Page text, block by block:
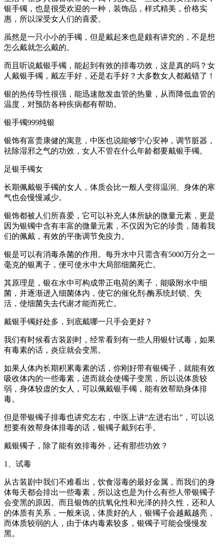
银手镯，也是很受欢迎的一种，装饰品，样式精美，价格实
惠，所以深受女人们的喜爱。
虽然是一只小小的手镯，但是戴起来也是颇有讲究的，不是想
怎么戴就怎么戴的。
而且听说戴银手镯，能起到有效的排毒功效，这是真的吗？女
人戴银手镯，戴左手好，还是右手好？大多数女人都戴错了！
银的热传导性很强，能迅速散发血管的热量，从而降低血管的
温度，对预防各种疾病都有帮助。
银手镯999纯银
银饰有富贵康健的寓意，中医也说能够宁心安神，调节脏器，
祛除湿邪之气的功效，女人不管在什么年龄都要戴银手镯。
足银手镯女
长期佩戴银手镯的女人，体质会比一般人变得温润、身体的寒
气也会慢慢减少。
银饰都被人们所喜爱，它可以补充人体所缺的微量元素，更是
因为银镯中含有丰富的微量元素，不仅因为它的珍贵，随着我
们的佩戴，有效的平衡调节免疫力。
银是可以有消毒杀菌的作用。每升水中只需含有5000万分之一
毫克的银离子，便可使水中大局部细菌死亡。
其原理是，银在水中可构成带正电荷的离子，能吸附水中细
菌，并逐渐进入细菌体内，使它的催化剂-酶系统封锁、失
活，使细菌失去代谢才能而死亡。
戴银手镯好处多，到底戴哪一只手会更好？
我们有时候看古装剧时，经常看到有一些人用银针试毒，如果
有毒素的话，炎症就会变黑。
如果人体内长期积累毒素的话，你刚好带有银镯子，就能有效
吸收体内的一些毒素，进而就会使镯子变黑，所以说体质较
弱，身体较虚的女人，可以佩戴银手镯，能有效帮助身体排
毒。
但是带银镯子排毒也讲究左右，中医上讲“左进右出”，可以说
想要有效帮身体排毒的话，银镯子戴到右手。
戴银镯子，除了能有效排毒外，还有那些功效？
1、试毒
从古装剧中我们不难看出，饮食湿毒的最好金属，而我们的身
体每天都会排出一些毒素，所以这也是为什么有些人带银镯子
会变黑的原因。而且银饰的抗氧化性和光泽的持久性，还和人
的体质有关系，一般来说，体质好的人，银镯子会越戴越亮，
而体质较弱的人，由于体内毒素较多，银镯子可能会慢慢发
黑。